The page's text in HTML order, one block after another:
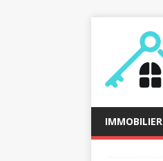
IMMOBILIER